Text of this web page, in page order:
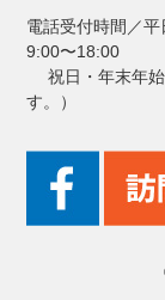
電話受付時間／
9:00〜18:00
祝日・年末年始
す。）